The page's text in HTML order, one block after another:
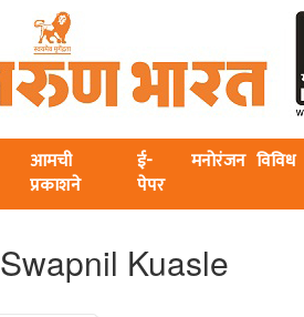
आमची
प्रकाशने
ई-
पेपर
मनोरंजन विविध
Swapnil Kuasle